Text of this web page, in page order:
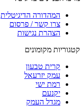
המהדורה הדיגיטלית
צרו קשר / פרסום
הצהרת נגישות
קטגוריות מקומונים
קרית טבעון
עמק יזרעאל
רמת ישי
יקנעם
מגדל העמק